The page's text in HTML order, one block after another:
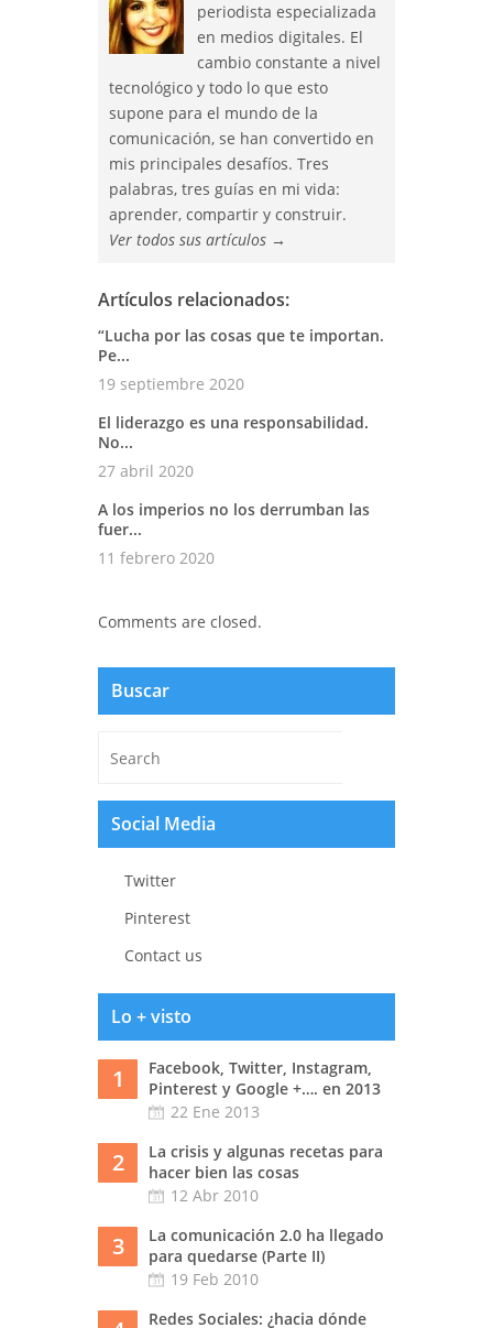
periodista especializada
en medios digitales. El
cambio constante a nivel
tecnológico y todo lo que esto
supone para el mundo de la
comunicación, se han convertido en
mis principales desafíos. Tres
palabras, tres guías en mi vida:
aprender, compartir y construir.
Ver todos sus artículos →
Artículos relacionados:
“Lucha por las cosas que te importan.
Pe...
19 septiembre 2020
El liderazgo es una responsabilidad.
No...
27 abril 2020
A los imperios no los derrumban las
fuer...
11 febrero 2020
Comments are closed.
Buscar
Social Media
Twitter
Pinterest
Contact us
Lo + visto
1
Facebook, Twitter, Instagram,
Pinterest y Google +…. en 2013
22 Ene 2013
2
La crisis y algunas recetas para
hacer bien las cosas
12 Abr 2010
3
La comunicación 2.0 ha llegado
para quedarse (Parte II)
19 Feb 2010
Redes Sociales: ¿hacia dónde